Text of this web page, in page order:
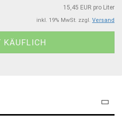
15,45 EUR pro Liter
inkl. 19% MwSt. zzgl. Versand